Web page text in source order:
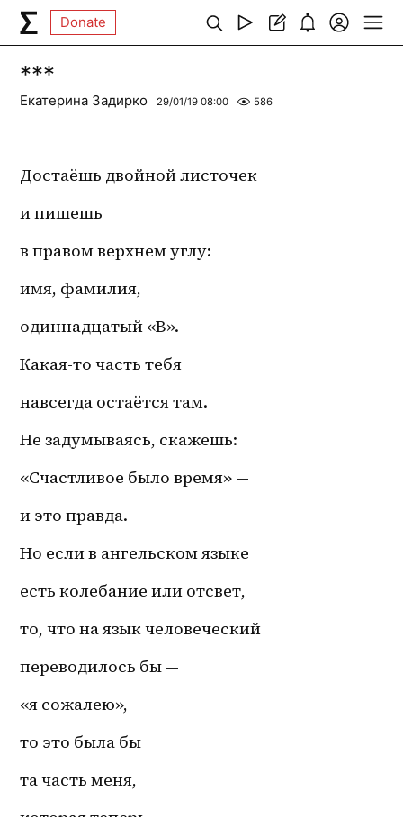
Donate
***
Екатерина Задирко 29/01/19 08:00 586
Достаёшь двойной листочек
и пишешь
в правом верхнем углу:
имя, фамилия,
одиннадцатый «В».
Какая-то часть тебя
навсегда остаётся там.
Не задумываясь, скажешь:
«Счастливое было время» —
и это правда.
Но если в ангельском языке
есть колебание или отсвет,
то, что на язык человеческий
переводилось бы —
«я сожалею»,
то это была бы
та часть меня,